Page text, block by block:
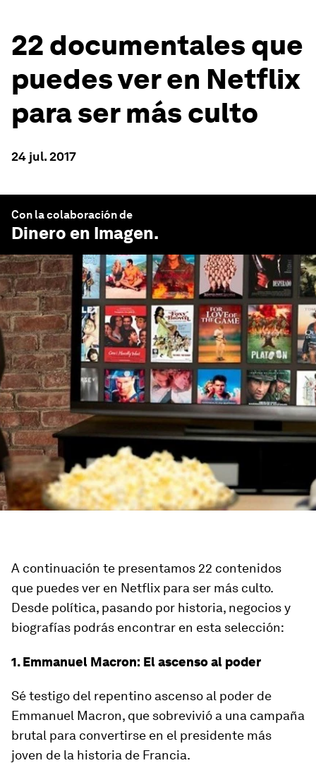
22 documentales que
puedes ver en Netflix
para ser más culto
24 jul. 2017
Con la colaboración de
Dinero en Imagen.
A continuación te presentamos 22 contenidos
que puedes ver en Netflix para ser más culto.
Desde política, pasando por historia, negocios y
biografías podrás encontrar en esta selección:
1. Emmanuel Macron: El ascenso al poder
Sé testigo del repentino ascenso al poder de
Emmanuel Macron, que sobrevivió a una campaña
brutal para convertirse en el presidente más
joven de la historia de Francia.